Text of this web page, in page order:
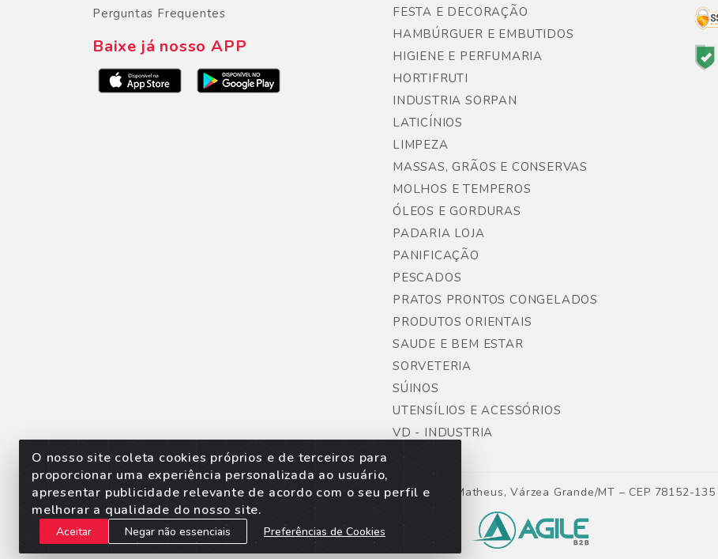
O nosso site coleta cookies próprios e de terceiros para
proporcionar uma experiência personalizada ao usuário,
apresentar publicidade relevante de acordo com o seu perfil e
melhorar a qualidade do nosso site.
Aceitar Negar não essenciais Preferências de Cookies
Perguntas Frequentes
Baixe já nosso APP
FESTA E DECORAÇÃO
HAMBÚRGUER E EMBUTIDOS
HIGIENE E PERFUMARIA
HORTIFRUTI
INDUSTRIA SORPAN
LATICÍNIOS
LIMPEZA
MASSAS, GRÃOS E CONSERVAS
MOLHOS E TEMPEROS
ÓLEOS E GORDURAS
PADARIA LOJA
PANIFICAÇÃO
PESCADOS
PRATOS PRONTOS CONGELADOS
PRODUTOS ORIENTAIS
SAUDE E BEM ESTAR
SORVETERIA
SÚINOS
UTENSÍLIOS E ACESSÓRIOS
VD - INDUSTRIA
Sorpan - Rodovia dos Imigrantes, Lote 06, São Matheus, Várzea Grande/MT – CEP 78152-